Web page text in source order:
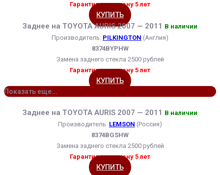
Гарантия на замену 5 лет
КУПИТЬ
Заднее на TOYOTA AURIS 2007 — 2011 В наличии
Производитель: PILKINGTON (Англия)
8374BYPHW
Замена заднего стекла 2500 рублей
Гарантия на замену 5 лет
КУПИТЬ
Показать еще...
Заднее на TOYOTA AURIS 2007 — 2011 В наличии
Производитель: LEMSON (Россия)
8374BGSHW
Замена заднего стекла 2500 рублей
Гарантия на замену 5 лет
КУПИТЬ